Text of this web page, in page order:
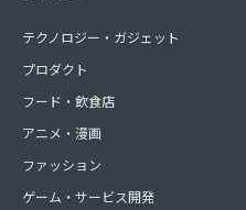
テクノロジー・ガジェット
プロダクト
フード・飲食店
アニメ・漫画
ファッション
ゲーム・サービス開発